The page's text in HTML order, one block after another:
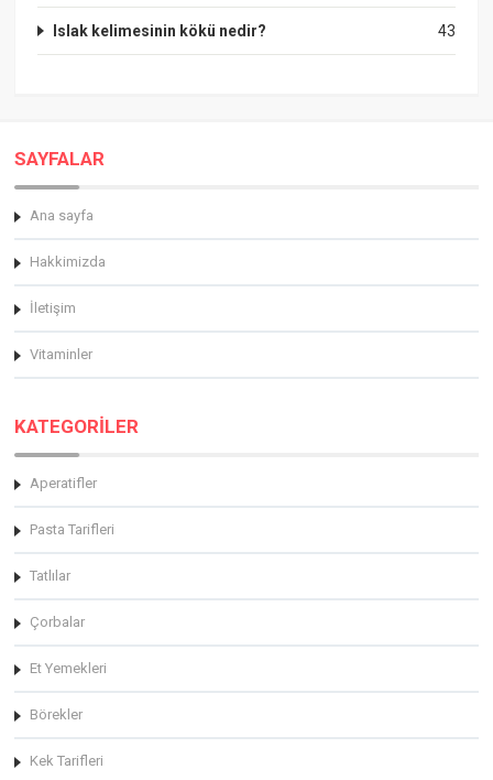
43
Islak kelimesinin kökü nedir?
SAYFALAR
Ana sayfa
Hakkimizda
İletişim
Vitaminler
KATEGORİLER
Aperatifler
Pasta Tarifleri
Tatlılar
Çorbalar
Et Yemekleri
Börekler
Kek Tarifleri